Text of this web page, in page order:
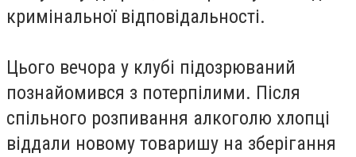
кримінальної відповідальності.
Цього вечора у клубі підозрюваний
познайомився з потерпілими. Після
спільного розпивання алкоголю хлопці
віддали новому товаришу на зберігання